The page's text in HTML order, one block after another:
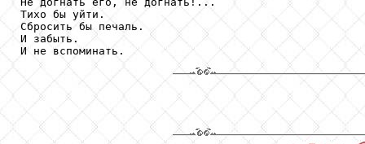
Тихо бы уйти.
Сбросить бы печаль.
И забыть.
И не вспоминать.